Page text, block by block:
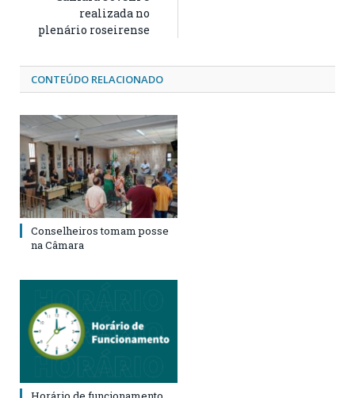
realizada no
plenário roseirense
CONTEÚDO RELACIONADO
Conselheiros tomam posse
na Câmara